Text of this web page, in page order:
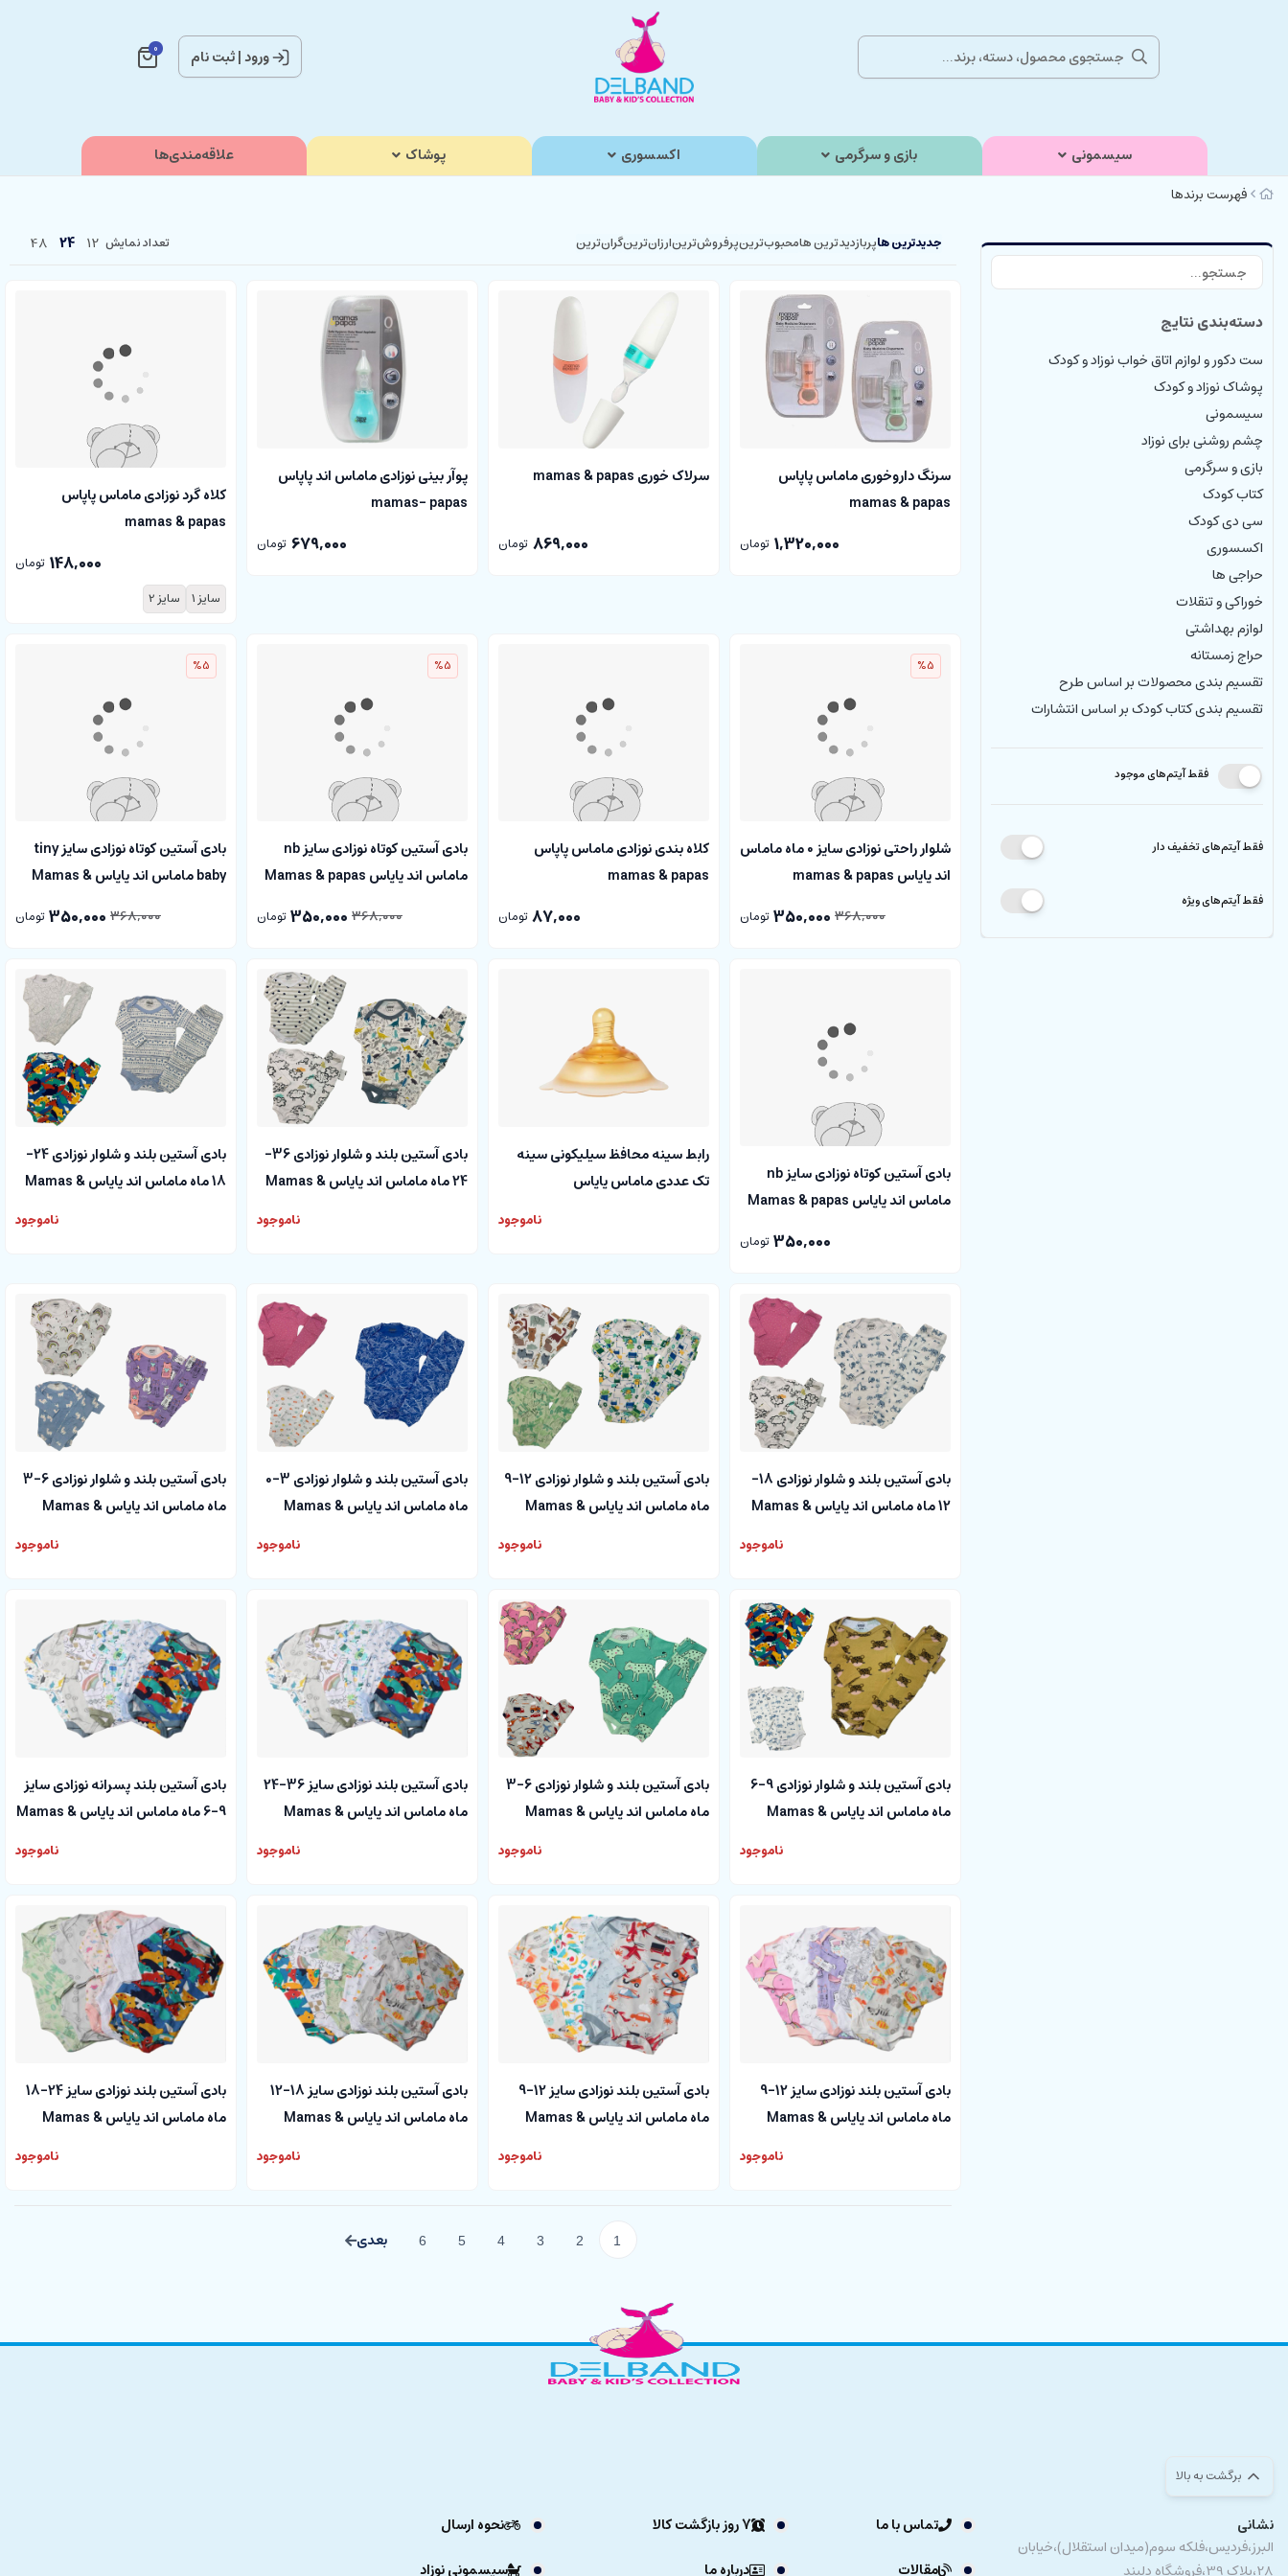
ورود|ثبت نام 0
سیسمونی بازی و سرگرمی اکسسوری پوشاک علاقه‌مندی‌ها
فهرست برندها
دسته‌بندی نتایج
ست دکور و لوازم اتاق خواب نوزاد و کودک
پوشاک نوزاد و کودک
سیسمونی
چشم روشنی برای نوزاد
بازی و سرگرمی
کتاب کودک
سی دی کودک
اکسسوری
حراجی ها
خوراکی و تنقلات
لوازم بهداشتی
حراج زمستانه
تقسیم بندی محصولات بر اساس طرح
تقسیم بندی کتاب کودک بر اساس انتشارات
فقط آیتم‌های موجود
فقط آیتم‌های تخفیف دار
فقط آیتم‌های ویژه
جدیدترین هاپربازدیدترین هامحبوب‌‌ترینپرفروش‌ترینارزان‌ترینگران‌ترین تعداد نمایش 12
24
48
سرنگ داروخوری ماماس پاپاس
mamas & papas
1,320,000 تومان
سرلاک خوری mamas & papas
869,000 تومان
پوآر بینی نوزادی ماماس اند پاپاس
mamas- papas
679,000 تومان
کلاه گرد نوزادی ماماس پاپاس
mamas & papas
148,000 تومان
سایز 1
سایز 2
%5
شلوار راحتی نوزادی سایز 0 ماه ماماس
اند پاپاس mamas & papas
368,000
350,000 تومان
کلاه بندی نوزادی ماماس پاپاس
mamas & papas
87,000 تومان
%5
بادی آستین کوتاه نوزادی سایز nb
ماماس اند پاپاس Mamas & papas
368,000
350,000 تومان
%5
بادی آستین کوتاه نوزادی سایز tiny
baby ماماس اند پاپاس Mamas &
368,000
350,000 تومان
بادی آستین کوتاه نوزادی سایز nb
ماماس اند پاپاس Mamas & papas
350,000 تومان
رابط سینه محافظ سیلیکونی سینه
تک عددی ماماس پاپاس
ناموجود
بادی آستین بلند و شلوار نوزادی 36-
24 ماه ماماس اند پاپاس Mamas &
ناموجود
بادی آستین بلند و شلوار نوزادی 24-
18 ماه ماماس اند پاپاس Mamas &
ناموجود
بادی آستین بلند و شلوار نوزادی 18-
12 ماه ماماس اند پاپاس Mamas &
ناموجود
بادی آستین بلند و شلوار نوزادی 12-9
ماه ماماس اند پاپاس Mamas &
ناموجود
بادی آستین بلند و شلوار نوزادی 3-0
ماه ماماس اند پاپاس Mamas &
ناموجود
بادی آستین بلند و شلوار نوزادی 6-3
ماه ماماس اند پاپاس Mamas &
ناموجود
بادی آستین بلند و شلوار نوزادی 9-6
ماه ماماس اند پاپاس Mamas &
ناموجود
بادی آستین بلند و شلوار نوزادی 6-3
ماه ماماس اند پاپاس Mamas &
ناموجود
بادی آستین بلند نوزادی سایز 36-24
ماه ماماس اند پاپاس Mamas &
ناموجود
بادی آستین بلند پسرانه نوزادی سایز
9-6 ماه ماماس اند پاپاس Mamas &
ناموجود
بادی آستین بلند نوزادی سایز 12-9
ماه ماماس اند پاپاس Mamas &
ناموجود
بادی آستین بلند نوزادی سایز 12-9
ماه ماماس اند پاپاس Mamas &
ناموجود
بادی آستین بلند نوزادی سایز 18-12
ماه ماماس اند پاپاس Mamas &
ناموجود
بادی آستین بلند نوزادی سایز 24-18
ماه ماماس اند پاپاس Mamas &
ناموجود
1
2
3
4
5
6
برگشت به بالا
نشانی
البرز،فردیس،فلکه سوم(میدان استقلال)،خیابان
28،پلاک 39،فروشگاه دلبند
تماس با ما 7 روز بازگشت کالا
نحوه ارسال
مقالات
درباره ما سیسمونی نوزاد